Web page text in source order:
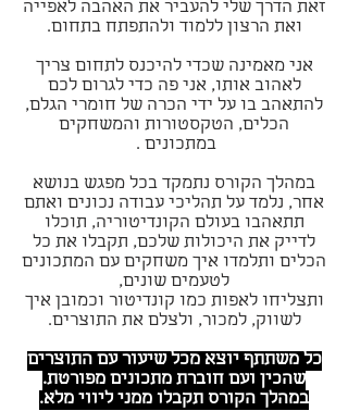
‬ואת‭ ‬הרצון‭ ‬ללמוד‭ ‬ולהתפתח‭ ‬בתחום.
אני מאמינה שכדי להיכנס לתחום צריך
לאהוב אותו, אני פה כדי לגרום לכם
להתאהב בו על ידי הכרה של חומרי הגלם,
הכלים, הטקסטורות והמשחקים
במתכונים . ‬
במהלך הקורס נתמקד בכל מפגש בנושא
אחר, נלמד על תהליכי עבודה נכונים ואתם
תתאהבו בעולם הקונדיטוריה, תוכלו
לדייק את היכולות שלכם, תקבלו את כל
הכלים ותלמדו איך משחקים עם המתכונים
לטעמים שונים,
ותצליחו לאפות כמו קונדיטור וכמובן איך
לשווק, למכור, ולצלם את התוצרים.
כל משתתף יוצא מכל שיעור עם התוצרים
שהכין ועם חוברת מתכונים מפורטת.
במהלך הקורס תקבלו ממני ליווי מלא.